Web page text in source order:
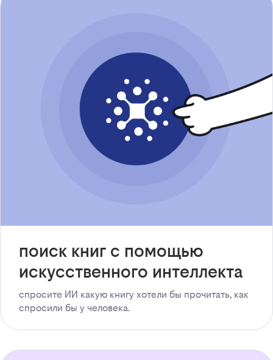
поиск книг с помощью
искусственного интеллекта
спросите ИИ какую книгу хотели бы прочитать, как
спросили бы у человека.